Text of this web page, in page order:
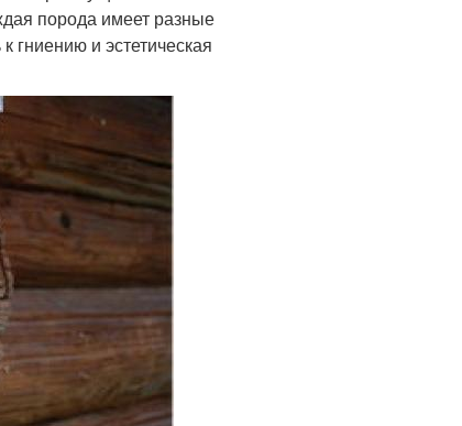
порода имеет разные
гниению и эстетическая